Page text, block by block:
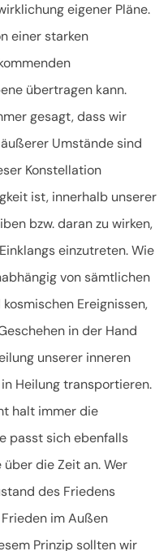
eigener Pläne.
einer starken
übertragen kann.
gesagt, dass wir
Umstände sind
Konstellation
ist, innerhalb unserer
bzw. daran zu wirken,
einzutreten. Wie
von sämtlichen
Ereignissen,
in der Hand
unserer inneren
Heilung transportieren.
halt immer die
passt sich ebenfalls
die Zeit an. Wer
des Friedens
im Außen
Prinzip sollten wir